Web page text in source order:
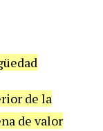
de la
de valor